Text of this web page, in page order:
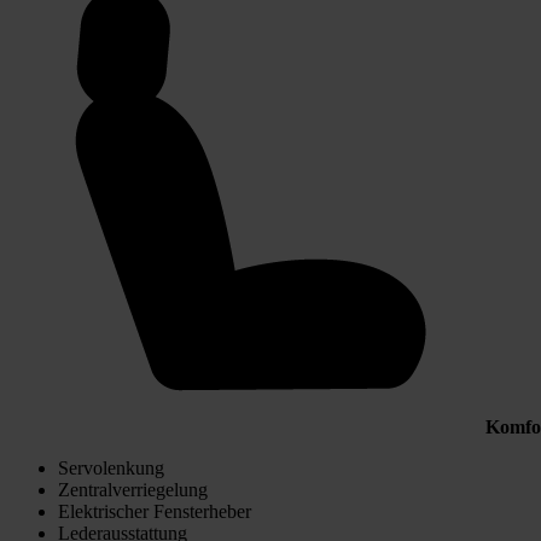
Servolenkung
Zentralverriegelung
Elektrischer Fensterheber
Lederausstattung